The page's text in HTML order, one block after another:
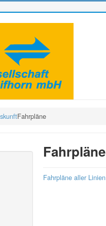
Fahrpläne
Fahrpläne
Fahrpläne aller Linien